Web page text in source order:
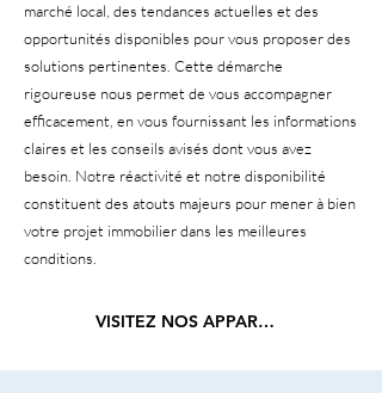
marché local, des tendances actuelles et des
opportunités disponibles pour vous proposer des
solutions pertinentes. Cette démarche
rigoureuse nous permet de vous accompagner
efficacement, en vous fournissant les informations
claires et les conseils avisés dont vous avez
besoin. Notre réactivité et notre disponibilité
constituent des atouts majeurs pour mener à bien
votre projet immobilier dans les meilleures
conditions.
VISITEZ NOS APPARTEMENTS